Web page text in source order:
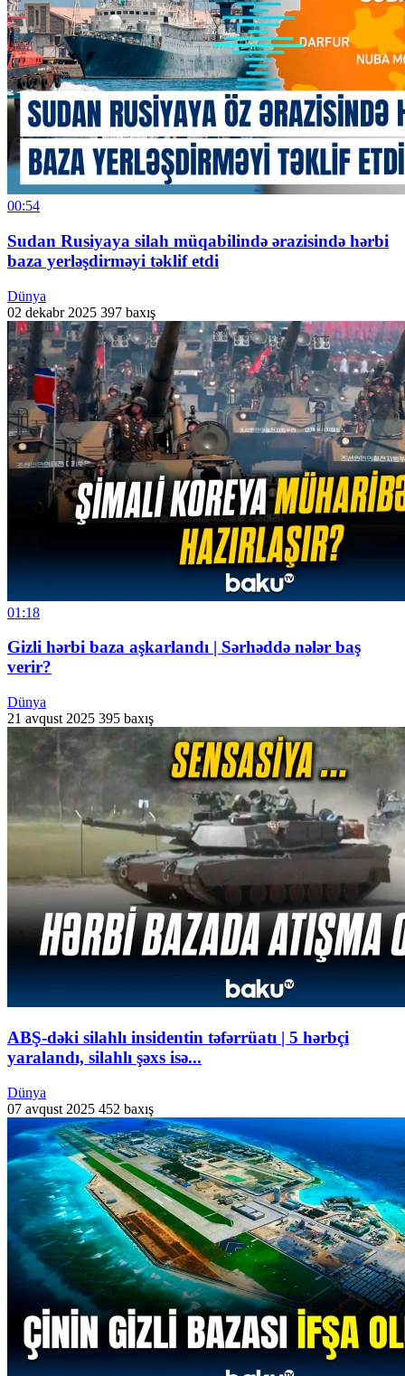
00:54
Sudan Rusiyaya silah müqabilində ərazisində hərbi
baza yerləşdirməyi təklif etdi
Dünya
02 dekabr 2025 397 baxış
01:18
Gizli hərbi baza aşkarlandı | Sərhəddə nələr baş
verir?
Dünya
21 avqust 2025 395 baxış
ABŞ-dəki silahlı insidentin təfərrüatı | 5 hərbçi
yaralandı, silahlı şəxs isə...
Dünya
07 avqust 2025 452 baxış